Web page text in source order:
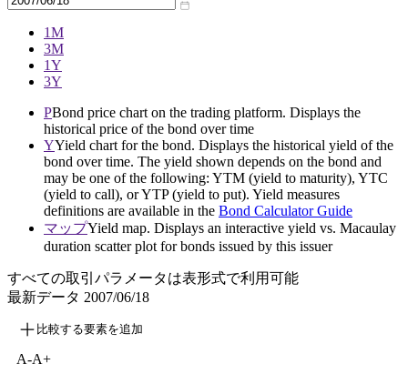
1M
3M
1Y
3Y
PBond price chart on the trading platform. Displays the
historical price of the bond over time
YYield chart for the bond. Displays the historical yield of the
bond over time. The yield shown depends on the bond and
may be one of the following: YTM (yield to maturity), YTC
(yield to call), or YTP (yield to put). Yield measures
definitions are available in the Bond Calculator Guide
マップYield map. Displays an interactive yield vs. Macaulay
duration scatter plot for bonds issued by this issuer
すべての取引パラメータは表形式で利用可能
最新データ 2007/06/18
比較する要素を追加